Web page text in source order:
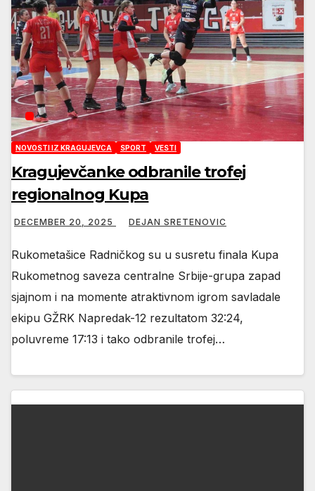
NOVOSTI IZ KRAGUJEVCA SPORT VESTI
Kragujevčanke odbranile trofej
regionalnog Kupa
DECEMBER 20, 2025 DEJAN SRETENOVIC
Rukometašice Radničkog su u susretu finala Kupa
Rukometnog saveza centralne Srbije-grupa zapad
sjajnom i na momente atraktivnom igrom savladale
ekipu GŽRK Napredak-12 rezultatom 32:24,
poluvreme 17:13 i tako odbranile trofej…